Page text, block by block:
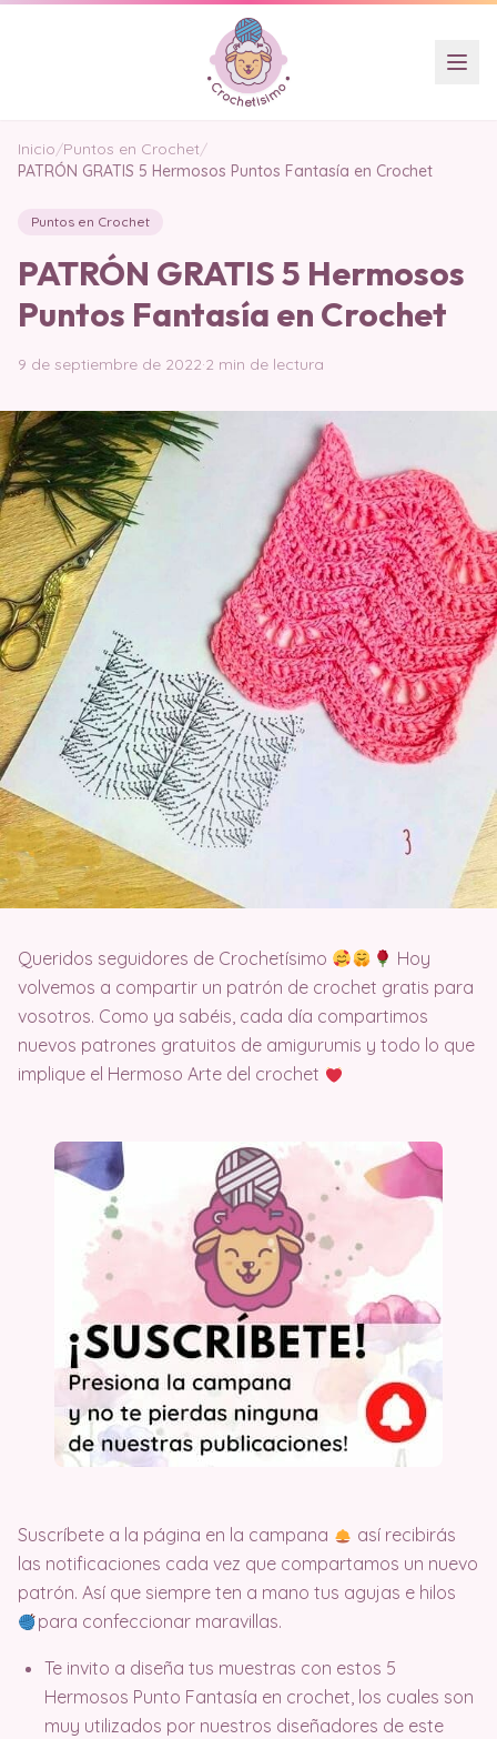
Inicio/Puntos en Crochet/
PATRÓN GRATIS 5 Hermosos Puntos Fantasía en Crochet
Puntos en Crochet
PATRÓN GRATIS 5 Hermosos
Puntos Fantasía en Crochet
9 de septiembre de 2022·2 min de lectura
Queridos seguidores de Crochetísimo
Hoy
volvemos a compartir un patrón de crochet gratis para
vosotros. Como ya sabéis, cada día compartimos
nuevos patrones gratuitos de amigurumis y todo lo que
implique el Hermoso Arte del crochet
Suscríbete a la página en la campana
así recibirás
las notificaciones cada vez que compartamos un nuevo
patrón. Así que siempre ten a mano tus agujas e hilos
para confeccionar maravillas.
Te invito a diseña tus muestras con estos 5
Hermosos Punto Fantasía en crochet, los cuales son
muy utilizados por nuestros diseñadores de este